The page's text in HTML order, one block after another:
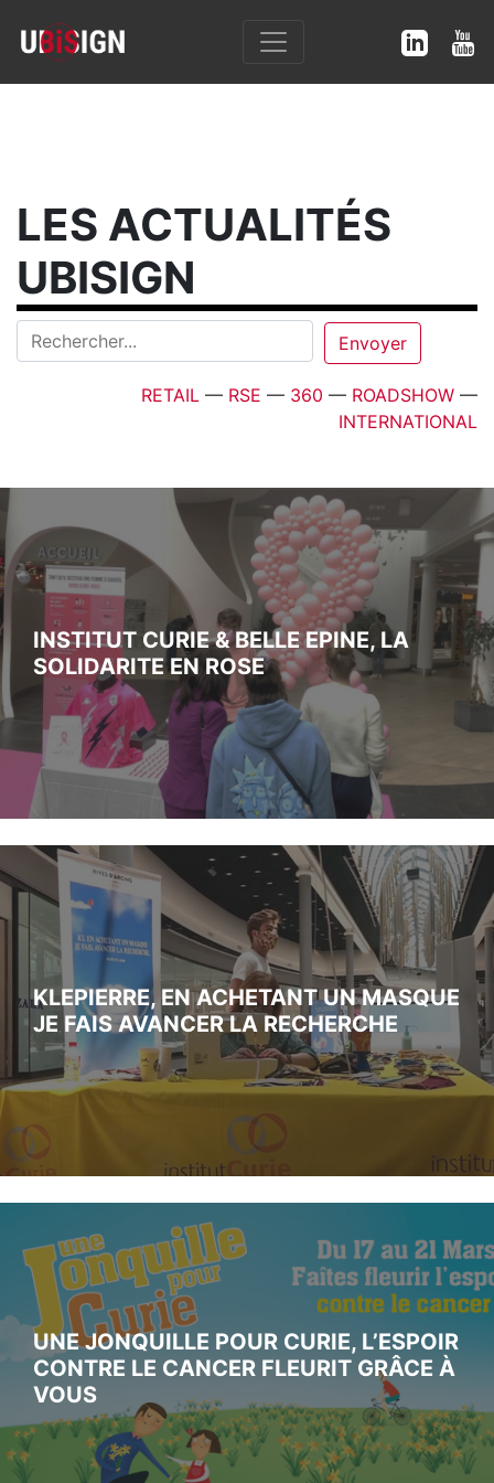
LES ACTUALITÉS
UBISIGN
RETAIL — RSE — 360 — ROADSHOW —
INTERNATIONAL
INSTITUT CURIE & BELLE EPINE, LA
SOLIDARITE EN ROSE
KLEPIERRE, EN ACHETANT UN MASQUE
JE FAIS AVANCER LA RECHERCHE
UNE JONQUILLE POUR CURIE, L’ESPOIR
CONTRE LE CANCER FLEURIT GRÂCE À
VOUS